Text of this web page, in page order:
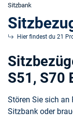
Sitzbank
Hier findest du 21
S51, S70
Stören Sie sich an
Sitzbank oder